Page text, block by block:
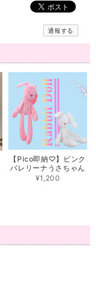
通報する
【Pico即納♡】ピンク
バレリーナうさちゃん
¥1,200